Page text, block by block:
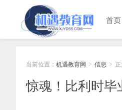
首页
当前位置： 机遇教育网 > 信息 >
惊魂！比利时